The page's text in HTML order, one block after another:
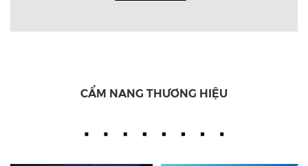
CẨM NANG THƯƠNG HIỆU